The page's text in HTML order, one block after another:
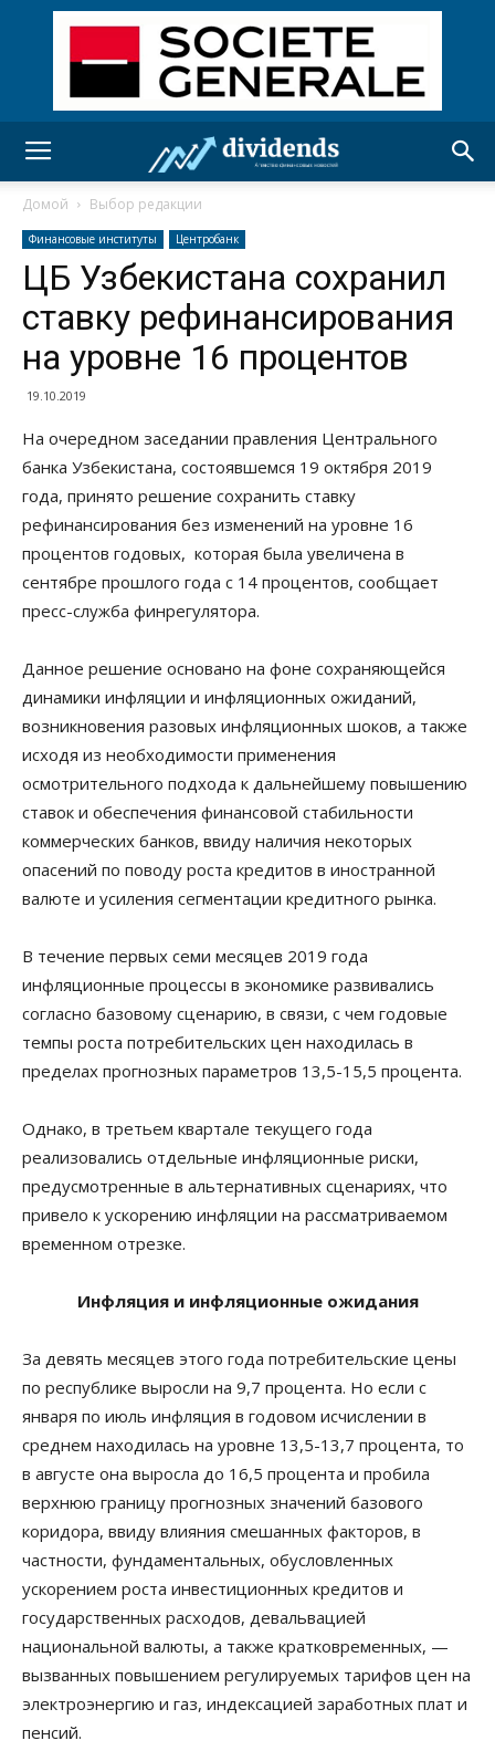
Домой Выбор редакции
Финансовые институты Центробанк
ЦБ Узбекистана сохранил
ставку рефинансирования
на уровне 16 процентов
19.10.2019
На очередном заседании правления Центрального
банка Узбекистана, состоявшемся 19 октября 2019
года, принято решение сохранить ставку
рефинансирования без изменений на уровне 16
процентов годовых, которая была увеличена в
сентябре прошлого года с 14 процентов, сообщает
пресс-служба финрегулятора.
Данное решение основано на фоне сохраняющейся
динамики инфляции и инфляционных ожиданий,
возникновения разовых инфляционных шоков, а также
исходя из необходимости применения
осмотрительного подхода к дальнейшему повышению
ставок и обеспечения финансовой стабильности
коммерческих банков, ввиду наличия некоторых
опасений по поводу роста кредитов в иностранной
валюте и усиления сегментации кредитного рынка.
В течение первых семи месяцев 2019 года
инфляционные процессы в экономике развивались
согласно базовому сценарию, в связи, с чем годовые
темпы роста потребительских цен находилась в
пределах прогнозных параметров 13,5-15,5 процента.
Однако, в третьем квартале текущего года
реализовались отдельные инфляционные риски,
предусмотренные в альтернативных сценариях, что
привело к ускорению инфляции на рассматриваемом
временном отрезке.
Инфляция и инфляционные ожидания
За девять месяцев этого года потребительские цены
по республике выросли на 9,7 процента. Но если с
января по июль инфляция в годовом исчислении в
среднем находилась на уровне 13,5-13,7 процента, то
в августе она выросла до 16,5 процента и пробила
верхнюю границу прогнозных значений базового
коридора, ввиду влияния смешанных факторов, в
частности, фундаментальных, обусловленных
ускорением роста инвестиционных кредитов и
государственных расходов, девальвацией
национальной валюты, а также кратковременных, —
вызванных повышением регулируемых тарифов цен на
электроэнергию и газ, индексацией заработных плат и
пенсий.